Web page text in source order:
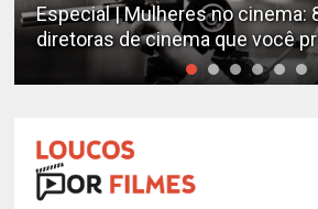
Estudo determina os filmes de
emocionantes de todos os